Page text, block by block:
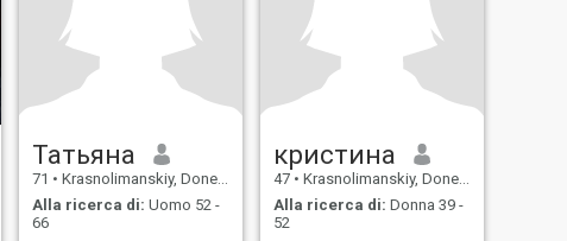
Татьяна
71 • Krasnolimanskiy, Donets'k, Ucraina
Alla ricerca di: Uomo 52 -
66
кристина
47 • Krasnolimanskiy, Donets'k, Ucraina
Alla ricerca di: Donna 39 -
52